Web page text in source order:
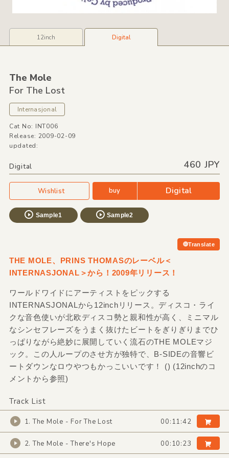
12inch Digital
The Mole
For The Lost
Internasjonal
Cat No: INT006
Release: 2009-02-09
updated:
Digital 460 JPY
Wishlist buy Digital
Sample1 Sample2
Translate
THE MOLE、PRINS THOMASのレーベル＜
INTERNASJONAL＞から！2009年リリース！
ワールドワイドにアーティストをピックする
INTERNASJONALから12inchリリース。ディスコ・ライ
クな音色使いが北欧ディスコ勢と親和性が高く、ミニマル
なシンセフレーズをうまく抜けたビートをぎりぎりまでひ
っぱりながら絶妙に展開していく流石のTHE MOLEマジ
ック。この人ループのさせ方が独特で、B-SIDEの音響ビ
ートダウンなロウやつもかっこいいです！ () (12inchのコ
メントから参照)
Track List
1. The Mole - For The Lost 00:11:42
2. The Mole - There's Hope 00:10:23